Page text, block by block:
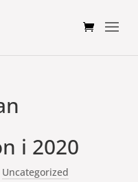
i 2020
Uncategorized